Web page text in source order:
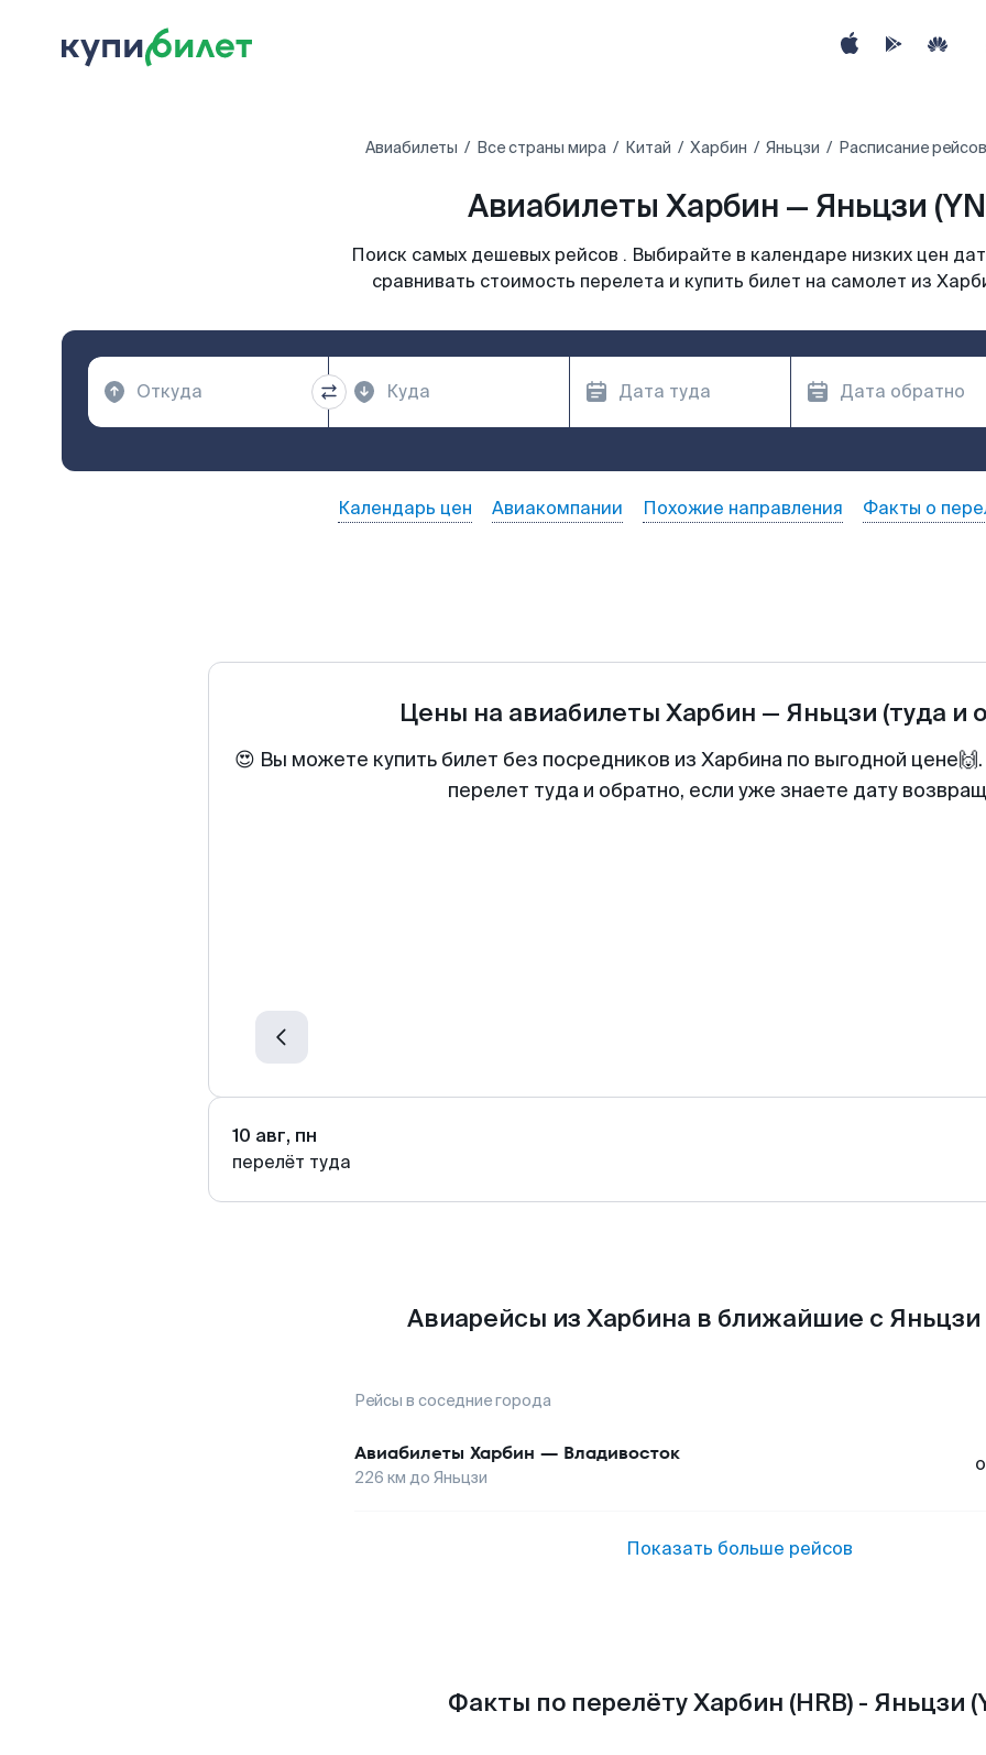
Авиабилеты Все страны мира Китай Харбин Яньцзи Расписание
Авиабилеты Харбин — Яньцзи
Поиск самых дешевых рейсов . Выбирайте в календаре низких цен
сравнивать стоимость перелета и купить билет на самолет из
Календарь цен Авиакомпании Похожие направления Факты о
Цены на авиабилеты Харбин — Яньцзи (туда и
😍 Вы можете купить билет без посредников из Харбина по выгодной
перелет туда и обратно, если уже знаете дату
10 авг, пн
перелёт туда
Авиарейсы из Харбина в ближайшие с Яньцзи
Рейсы в соседние города
Авиабилеты Харбин — Владивосток
226 км до Яньцзи
Показать больше рейсов
Факты по перелёту Харбин (HRB) - Яньцзи